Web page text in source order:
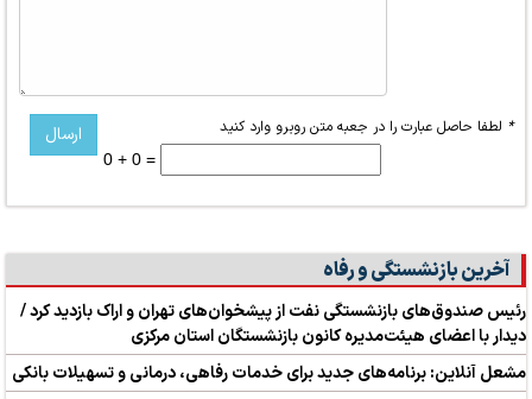
* لطفا حاصل عبارت را در جعبه متن روبرو وارد کنید
0 + 0 =
آخرین بازنشستگی و رفاه
رئیس صندوق‌های بازنشستگی نفت از پیشخوان‌های تهران و اراک بازدید کرد /
دیدار با اعضای هیئت‌مدیره کانون بازنشستگان استان مرکزی
مشعل آنلاین: برنامه‌های جدید برای خدمات رفاهی، درمانی و تسهیلات بانکی